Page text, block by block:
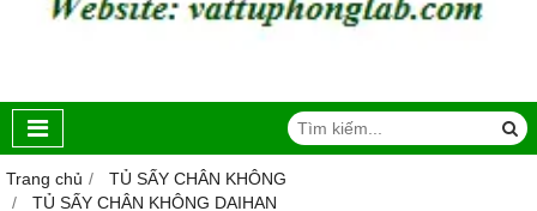
Trang chủ
TỦ SẤY CHÂN KHÔNG
TỦ SẤY CHÂN KHÔNG DAIHAN